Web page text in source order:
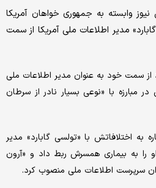
وابسته به جمهوری خواهان آمریکا
مدیر اطلاعات ملی آمریکا از سمت
از سمت خود به‌ عنوان مدیر اطلاعات ملی
مبارزه با «نوعی بسیار نادر از سرطان
به اختلافاتش با «تولسی گابارد» مدیر
را به بیماری همسرش ربط داد و «آرون
سرپرست اطلاعات ملی منصوب کرد.